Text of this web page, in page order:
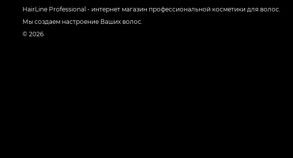
HairLine Professional - интернет магазин профессиональной косметики для волос.
Мы создаем настроение Ваших волос.
© 2026